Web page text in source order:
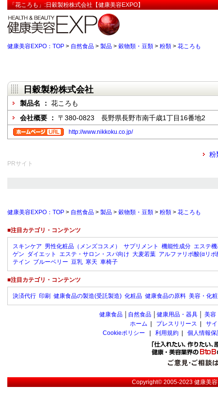
「花ころも」:日穀製粉株式会社【健康美容EXPO】
健康美容EXPO：TOP > 自然食品 > 製品 > 穀物類・豆類 > 粉類 > 花ころも
日穀製粉株式会社
製品名 ： 花ころも
会社概要 ： 〒380-0823 長野県長野市南千歳1丁目16番地2
http://www.nikkoku.co.jp/
粉
PRサイト
健康美容EXPO：TOP > 自然食品 > 製品 > 穀物類・豆類 > 粉類 > 花ころも
■注目カテゴリ・コンテンツ
スキンケア 男性化粧品（メンズコスメ） サプリメント 機能性成分 エステ
ゲン ダイエット エステ・サロン・スパ向け 大麦若葉 アルファリポ酸(αリポ
テイン ブルーベリー 豆乳 寒天 車椅子
■注目カテゴリ・コンテンツ
決済代行 印刷 健康食品の製造(受託製造) 化粧品 健康食品の原料 美容・化
健康食品 自然食品 健康用品・器具 美容
ホーム
プレスリリース
サ
Cookieポリシー
利用規約 個人情報
Copyright© 2005-2023健康美